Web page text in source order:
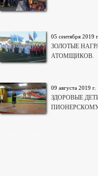
05 сентября 2019
ЗОЛОТЫЕ
АТОМЩИКОВ.
09 августа 2019 г.
ЗДОРОВЫЕ
ПИОНЕРСКОМУ